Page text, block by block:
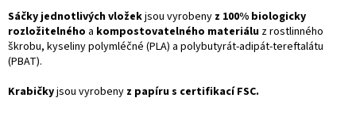
Sáčky jednotlivých vložekjsou vyrobeny z 100% biologicky
rozložitelného a kompostovatelného materiálu z rostlinného
škrobu, kyseliny polymléčné (PLA) a polybutyrát-adipát-tereftalátu
(PBAT).
Krabičkyjsou vyrobeny z papíru s certifikací FSC.